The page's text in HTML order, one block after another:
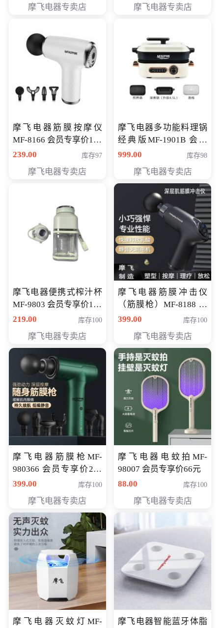
摩飞电器专卖店 摩飞电器专卖店
摩飞电器筋膜按摩仪
MF-8166 会员专享价168
元
239.00 库存97
摩飞电器专卖店
摩飞电器多功能料理锅
经典版MF-1901B 会员
专享价399元
999.00 库存98
摩飞电器专卖店
摩飞电器便携式榨汁杯
MF-9803 会员专享价138
元
219.00 库存100
摩飞电器专卖店
摩飞电器筋膜冲击仪
（筋膜枪）MF-8188 会
员专享价268元
399.00 库存100
摩飞电器专卖店
摩飞电器筋膜枪MF-
980366 会员专享价299
元
399.00 库存100
摩飞电器专卖店
摩飞电器电蚊拍MF-
98007 会员专享价66元
88.00
库存100
摩飞电器专卖店
摩飞电器灭蚊灯MF-
摩飞电器智能蓝牙体脂